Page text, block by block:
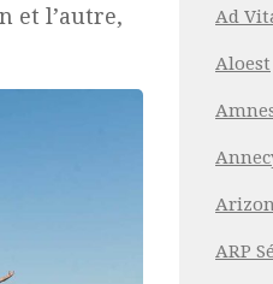
et l’autre,
Ad
Aloest
ARP